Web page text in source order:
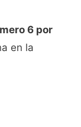
6 por
en la